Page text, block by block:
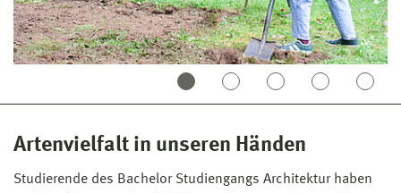
werden kann. Wir möchten dazu ermutigen, sich
mit Fragen der Ressourcennutzung, des
Energieverbrauchs, der Abfallvermeidung und
anderen Nachhaltigkeitsaspekten
einen positiven Einfluss auf unsere Fakultät und die
Gruppe ist offen für alle Menschen der Fakultät, die
Artenvielfalt in unseren Händen
Studierende des Bachelor Studiengangs Architektur haben